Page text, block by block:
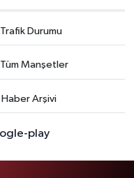
Trafik Durumu
Tüm Manşetler
Haber Arşivi